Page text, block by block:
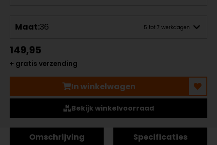
Maat:36 5 tot 7 werkdagen
149,95
+ gratis verzending
In winkelwagen
Bekijk winkelvoorraad
Omschrijving Specificaties